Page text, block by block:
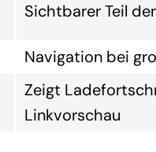
Sichtbarer Teil
Navigation bei
Zeigt
Linkvorschau